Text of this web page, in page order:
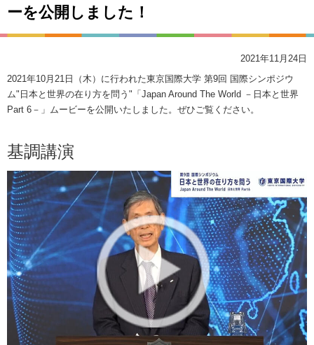
ーを公開しました！
2021年11月24日
2021年10月21日（木）に行われた東京国際大学 第9回 国際シンポジウ
ム"日本と世界の在り方を問う"「Japan Around The World －日本と世界
Part 6－」ムービーを公開いたしました。ぜひご覧ください。
基調講演